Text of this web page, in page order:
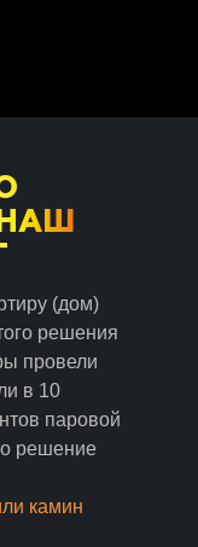
(дом)
решения
провели
в 10
паровой
решение
камин